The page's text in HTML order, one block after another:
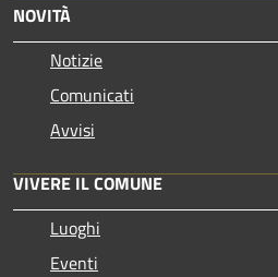
NOVITÀ
Notizie
Comunicati
Avvisi
VIVERE IL COMUNE
Luoghi
Eventi